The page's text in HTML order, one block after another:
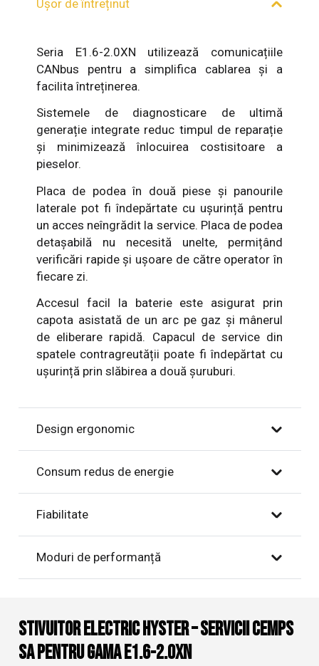
Ușor de întreținut
Seria E1.6-2.0XN utilizează comunicațiile
CANbus pentru a simplifica cablarea și a
facilita întreținerea.
Sistemele de diagnosticare de ultimă
generație integrate reduc timpul de reparație
și minimizează înlocuirea costisitoare a
pieselor.
Placa de podea în două piese și panourile
laterale pot fi îndepărtate cu ușurință pentru
un acces neîngrădit la service. Placa de podea
detașabilă nu necesită unelte, permițând
verificări rapide și ușoare de către operator în
fiecare zi.
Accesul facil la baterie este asigurat prin
capota asistată de un arc pe gaz și mânerul
de eliberare rapidă. Capacul de service din
spatele contragreutății poate fi îndepărtat cu
ușurință prin slăbirea a două șuruburi.
Design ergonomic
Consum redus de energie
Fiabilitate
Moduri de performanță
Stivuitor electric Hyster – Servicii CEMPS
SA pentru gama E1.6-2.0XN